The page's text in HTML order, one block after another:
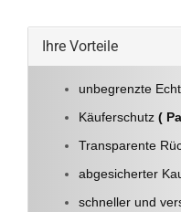
Ihre Vorteile
unbegrenzte
Käuferschutz (
Transparente
abgesicherter
schneller und